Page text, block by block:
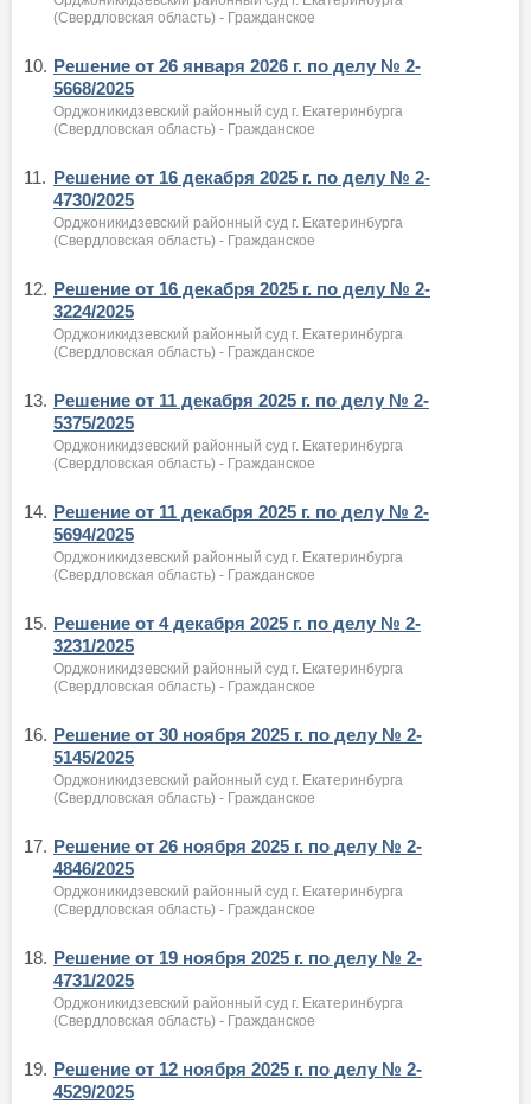
(Свердловская область) - Гражданское
10. Решение от 26 января 2026 г. по делу № 2-
5668/2025
Орджоникидзевский районный суд г. Екатеринбурга
(Свердловская область) - Гражданское
11. Решение от 16 декабря 2025 г. по делу № 2-
4730/2025
Орджоникидзевский районный суд г. Екатеринбурга
(Свердловская область) - Гражданское
12. Решение от 16 декабря 2025 г. по делу № 2-
3224/2025
Орджоникидзевский районный суд г. Екатеринбурга
(Свердловская область) - Гражданское
13. Решение от 11 декабря 2025 г. по делу № 2-
5375/2025
Орджоникидзевский районный суд г. Екатеринбурга
(Свердловская область) - Гражданское
14. Решение от 11 декабря 2025 г. по делу № 2-
5694/2025
Орджоникидзевский районный суд г. Екатеринбурга
(Свердловская область) - Гражданское
15. Решение от 4 декабря 2025 г. по делу № 2-
3231/2025
Орджоникидзевский районный суд г. Екатеринбурга
(Свердловская область) - Гражданское
16. Решение от 30 ноября 2025 г. по делу № 2-
5145/2025
Орджоникидзевский районный суд г. Екатеринбурга
(Свердловская область) - Гражданское
17. Решение от 26 ноября 2025 г. по делу № 2-
4846/2025
Орджоникидзевский районный суд г. Екатеринбурга
(Свердловская область) - Гражданское
18. Решение от 19 ноября 2025 г. по делу № 2-
4731/2025
Орджоникидзевский районный суд г. Екатеринбурга
(Свердловская область) - Гражданское
19. Решение от 12 ноября 2025 г. по делу № 2-
4529/2025